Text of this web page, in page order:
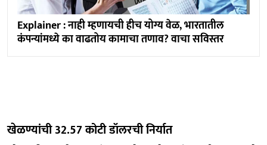
Explainer : नाही म्हणायची हीच योग्य वेळ, भारतातील
कंपन्यांमध्ये का वाढतोय कामाचा तणाव? वाचा सविस्तर
खेळण्यांची 32.57 कोटी डॉलरची निर्यात